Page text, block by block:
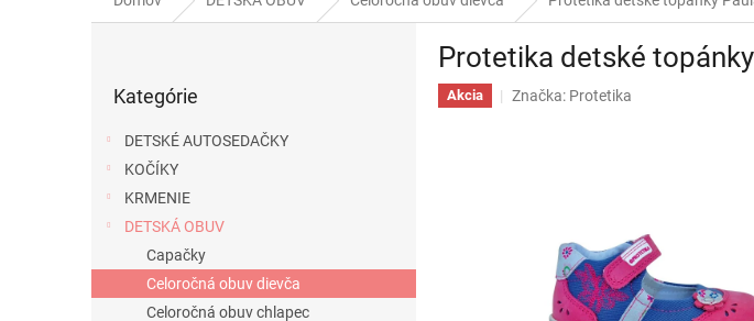
kategórie
Kategórie
DETSKÉ AUTOSEDAČKY
KOČÍKY
KRMENIE
DETSKÁ OBUV
Capačky
Celoročná obuv dievča
Celoročná obuv chlapec
Protetika detské
Akcia Značka: Protetika